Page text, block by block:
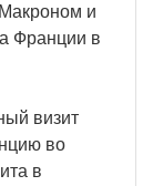
и
Франции в
визит
во
в